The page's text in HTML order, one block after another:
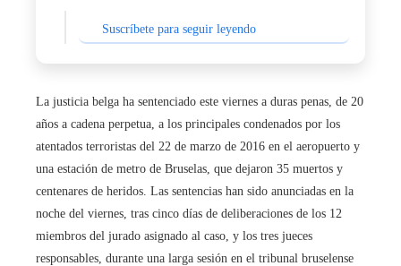
Suscríbete para seguir leyendo
La justicia belga ha sentenciado este viernes a duras penas, de 20
años a cadena perpetua, a los principales condenados por los
atentados terroristas del 22 de marzo de 2016 en el aeropuerto y
una estación de metro de Bruselas, que dejaron 35 muertos y
centenares de heridos. Las sentencias han sido anunciadas en la
noche del viernes, tras cinco días de deliberaciones de los 12
miembros del jurado asignado al caso, y los tres jueces
responsables, durante una larga sesión en el tribunal bruselense